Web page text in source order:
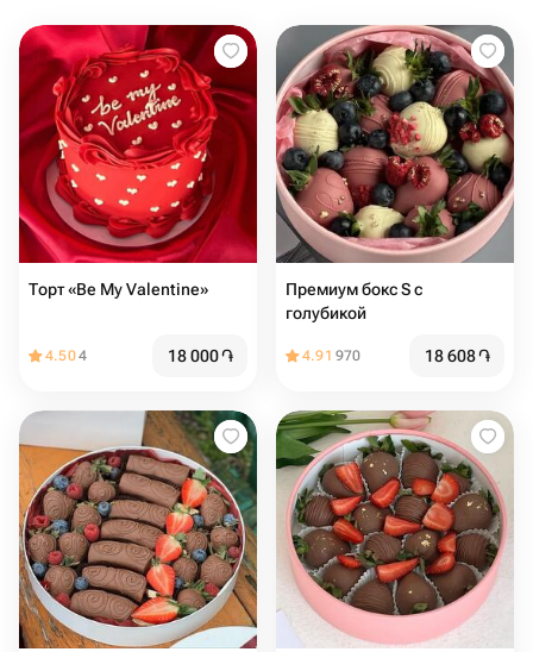
Торт «Be My Valentine»
4.504 18 000֏
Премиум бокс S с
голубикой
4.91 970 18 608֏